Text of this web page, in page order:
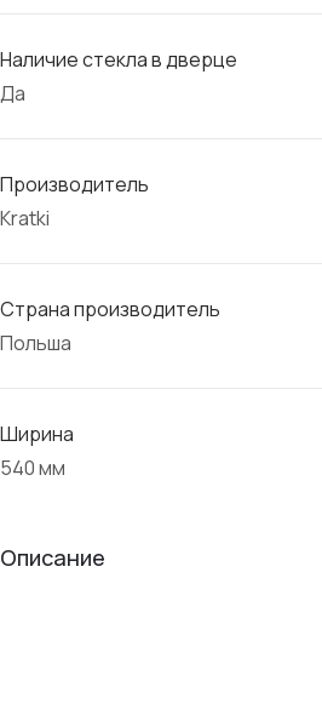
Наличие стекла в дверце
Да
Производитель
Kratki
Страна производитель
Польша
Ширина
540 мм
Описание